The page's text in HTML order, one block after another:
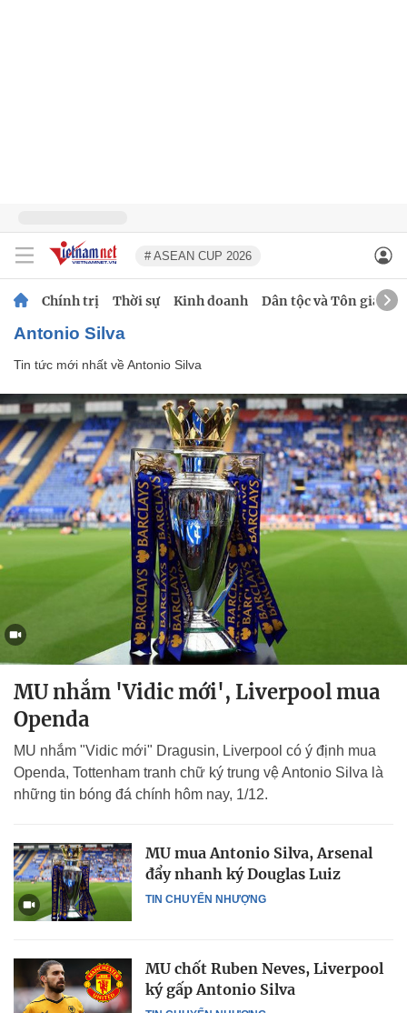
# ASEAN CUP 2026
Chính trị Thời sự Kinh doanh Dân tộc và Tôn giáo
Antonio Silva
Tin tức mới nhất vềAntonio Silva
MU nhắm 'Vidic mới', Liverpool mua
Openda
MU nhắm "Vidic mới" Dragusin, Liverpool có ý định mua
Openda, Tottenham tranh chữ ký trung vệ Antonio Silva là
những tin bóng đá chính hôm nay, 1/12.
TIN CHUYỂN NHƯỢNG
MU mua Antonio Silva, Arsenal
đẩy nhanh ký Douglas Luiz
MU chốt Ruben Neves, Liverpool
ký gấp Antonio Silva